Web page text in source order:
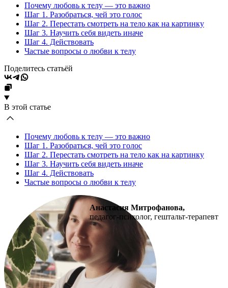
Почему любовь к телу — это важно
Шаг 1. Разобраться, чей это голос
Шаг 2. Перестать смотреть на тело как на картинку
Шаг 3. Научить себя видеть иначе
Шаг 4. Действовать
Частые вопросы о любви к телу
Поделитесь статьёй
В этой статье
Почему любовь к телу — это важно
Шаг 1. Разобраться, чей это голос
Шаг 2. Перестать смотреть на тело как на картинку
Шаг 3. Научить себя видеть иначе
Шаг 4. Действовать
Частые вопросы о любви к телу
Анастасия Митрофанова,
педагог-психолог, гештальт-терапевт